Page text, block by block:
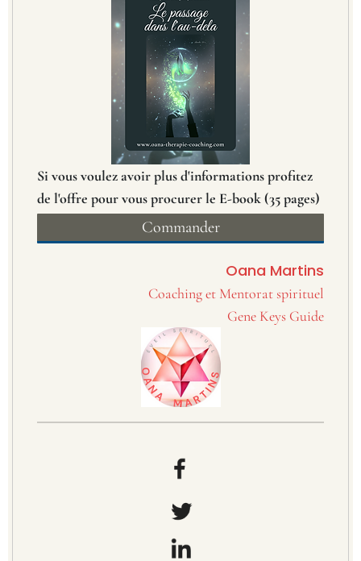
Si vous voulez avoir plus d'informations profitez
de l'offre pour vous procurer le E-book (35 pages)
Commander
Oana Martins
Coaching et Mentorat spirituel
Gene Keys Guide